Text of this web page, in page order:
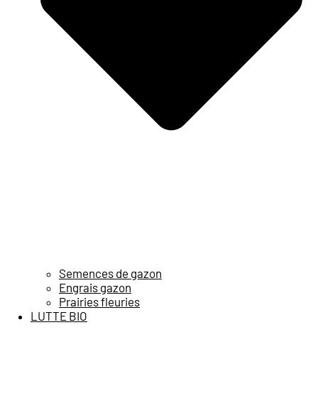
Semences de gazon
Engrais gazon
Prairies fleuries
LUTTE BIO